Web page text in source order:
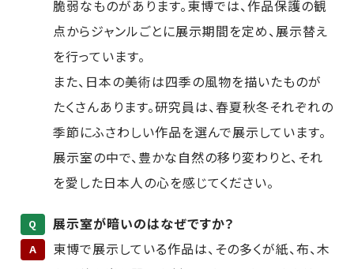
脆弱なものがあります。東博では、作品保護の観
点からジャンルごとに展示期間を定め、展示替え
を行っています。
また、日本の美術は四季の風物を描いたものが
たくさんあります。研究員は、春夏秋冬それぞれの
季節にふさわしい作品を選んで展示しています。
展示室の中で、豊かな自然の移り変わりと、それ
を愛した日本人の心を感じてください。
Q 展示室が暗いのはなぜですか？
A
東博で展示している作品は、その多くが紙、布、木